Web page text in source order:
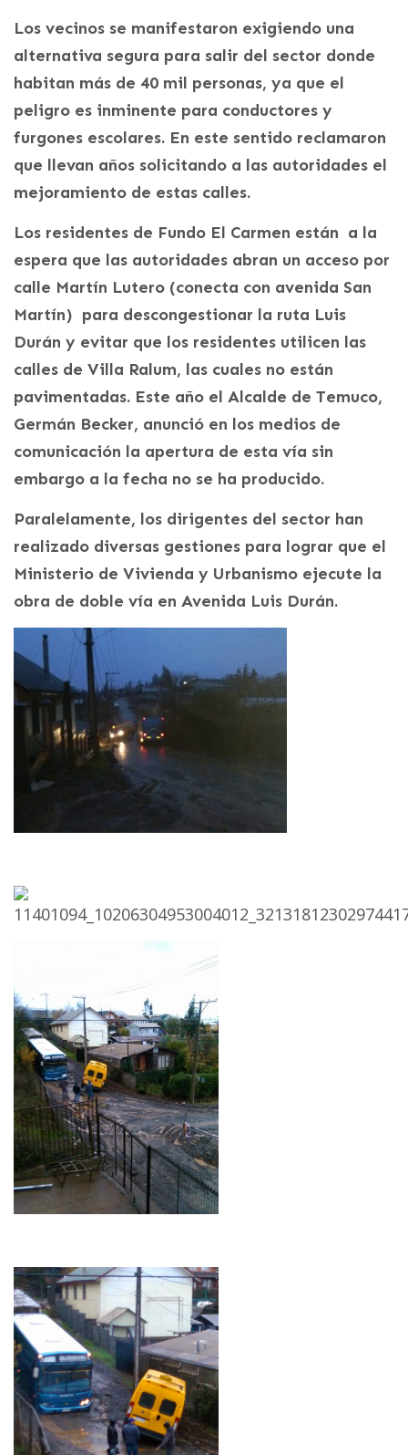
Los vecinos se manifestaron exigiendo una
alternativa segura para salir del sector donde
habitan más de 40 mil personas, ya que el
peligro es inminente para conductores y
furgones escolares. En este sentido reclamaron
que llevan años solicitando a las autoridades el
mejoramiento de estas calles.
Los residentes de Fundo El Carmen están a la
espera que las autoridades abran un acceso por
calle Martín Lutero (conecta con avenida San
Martín) para descongestionar la ruta Luis
Durán y evitar que los residentes utilicen las
calles de Villa Ralum, las cuales no están
pavimentadas. Este año el Alcalde de Temuco,
Germán Becker, anunció en los medios de
comunicación la apertura de esta vía sin
embargo a la fecha no se ha producido.
Paralelamente, los dirigentes del sector han
realizado diversas gestiones para lograr que el
Ministerio de Vivienda y Urbanismo ejecute la
obra de doble vía en Avenida Luis Durán.